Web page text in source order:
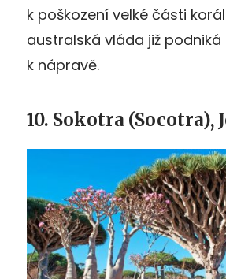
k poškození velké části
australská vláda již podniká
k nápravě.
10. Sokotra (Socotra),